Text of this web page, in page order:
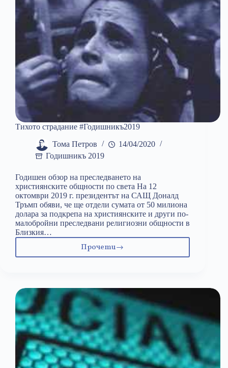
Тихото страдание #Годишникъ2019
Тома Петров
14/04/2020
Годишникъ 2019
Годишен обзор на преследването на
християнските общности по света На 12
октомври 2019 г. президентът на САЩ Доналд
Тръмп обяви, че ще отдели сумата от 50 милиона
долара за подкрепа на християнските и други по-
малобройни преследвани религиозни общности в
Близкия…
Прочети
Тихото